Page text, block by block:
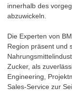
innerhalb des
abzuwickeln.
Die Experten von
Region präsent und
Zucker, als
Engineering,
Sales-Service zur